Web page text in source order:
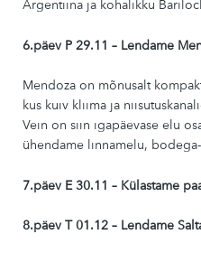
Argentiina ja kohalikku
6.päev P 29.11 – Lendame
Mendoza on mõnusalt
kus kuiv kliima ja
Vein on siin igapäevase elu
ühendame linnamelu,
7.päev E 30.11 – Külastame
8.päev T 01.12 – Lendame